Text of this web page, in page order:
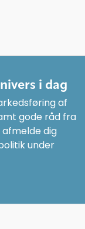
i dag
af
gode råd fra
dig
under